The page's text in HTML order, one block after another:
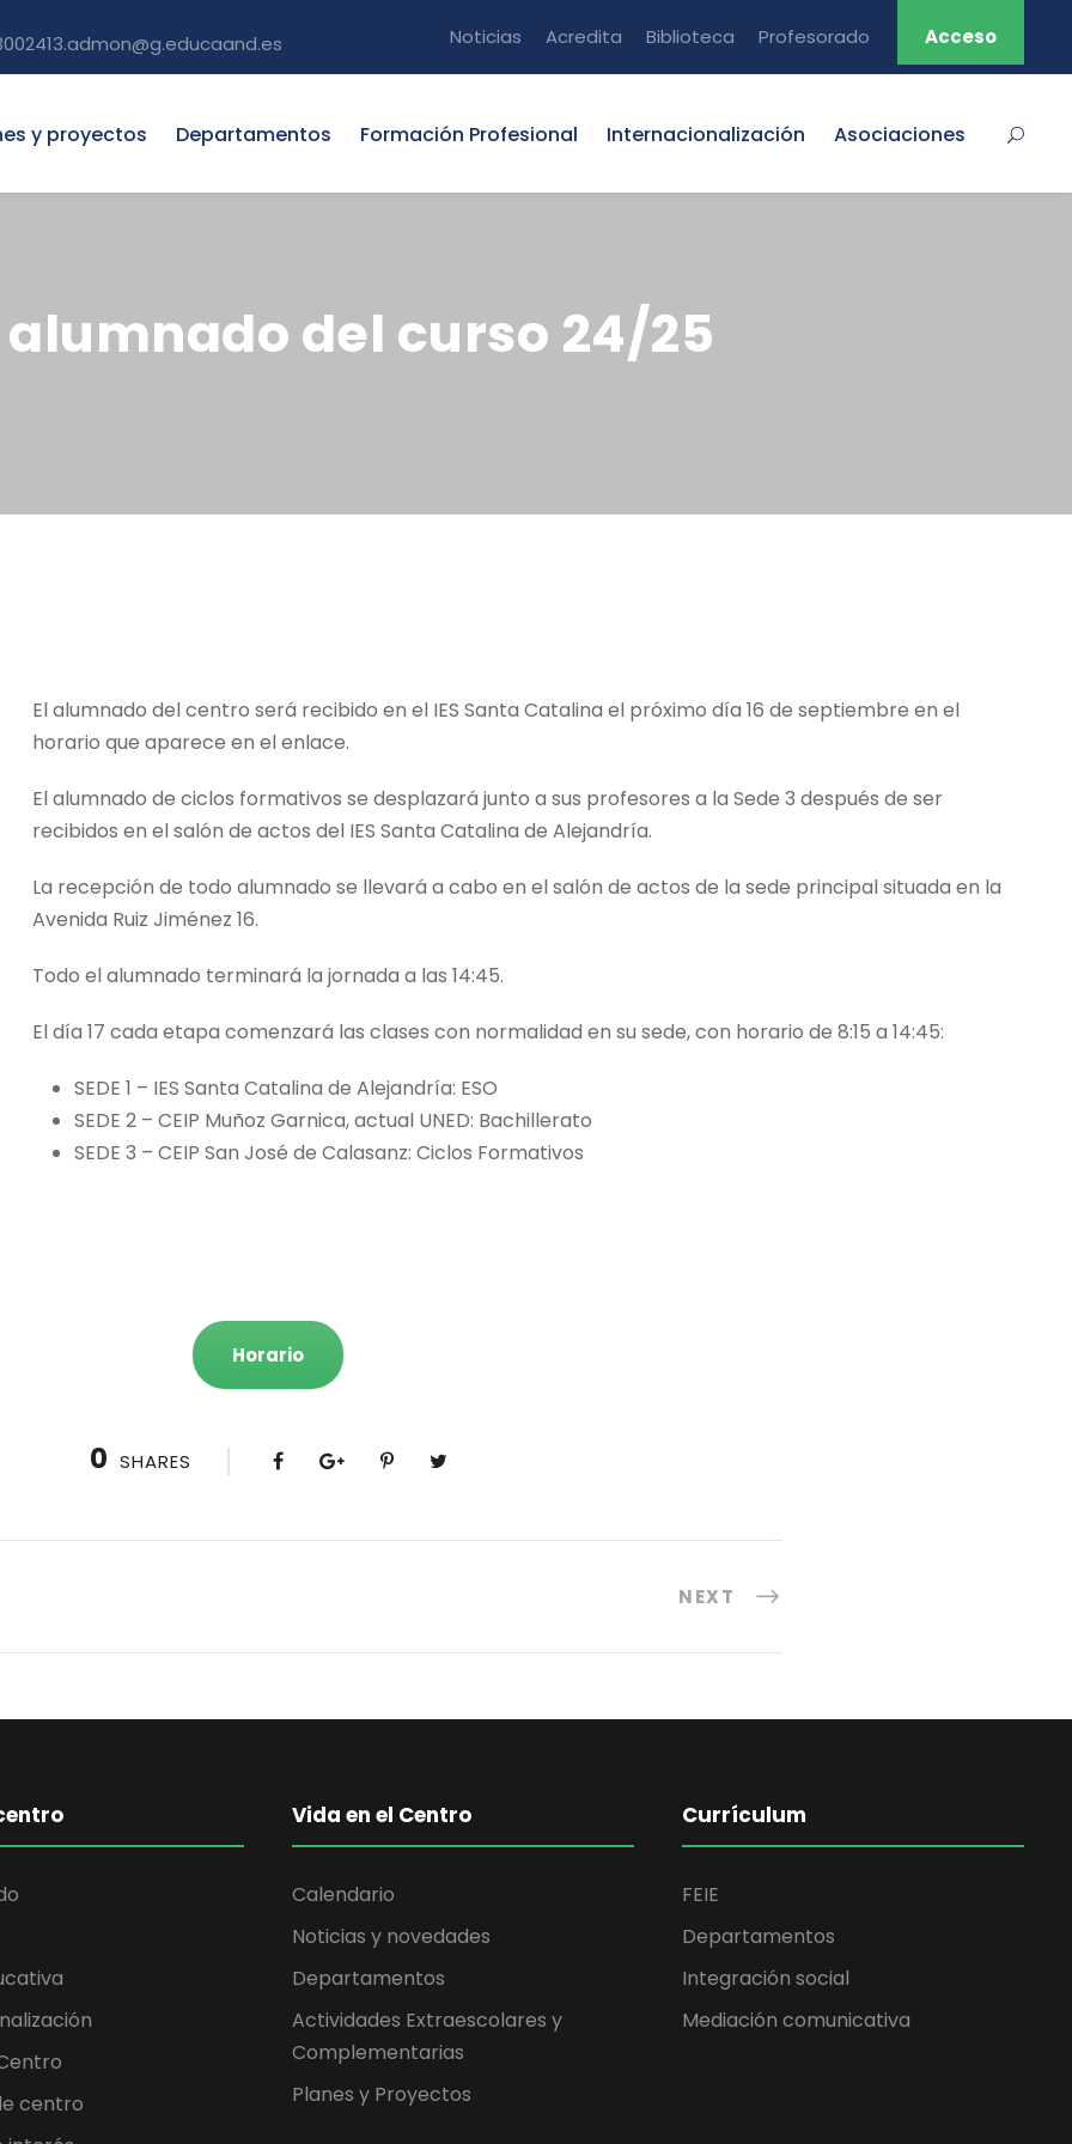
Noticias Acredita Biblioteca Profesorado Acceso
y proyectos Departamentos Formación Profesional Internacionalización Asociaciones
del curso 24/25
El alumnado del centro será recibido en el IES Santa Catalina el próximo día 16 de septiembre en el
horario que aparece en el enlace.
El alumnado de ciclos formativos se desplazará junto a sus profesores a la Sede 3 después de ser
recibidos en el salón de actos del IES Santa Catalina de Alejandría.
La recepción de todo alumnado se llevará a cabo en el salón de actos de la sede principal situada en la
Avenida Ruiz Jiménez 16.
Todo el alumnado terminará la jornada a las 14:45.
El día 17 cada etapa comenzará las clases con normalidad en su sede, con horario de 8:15 a 14:45:
SEDE 1 – IES Santa Catalina de Alejandría: ESO
SEDE 2 – CEIP Muñoz Garnica, actual UNED: Bachillerato
SEDE 3 – CEIP San José de Calasanz: Ciclos Formativos
Horario
0 SHARES
NEXT
centro
Vida en el Centro
Calendario
Noticias y novedades
Departamentos
Actividades Extraescolares y
Complementarias
Planes y Proyectos
Currículum
FEIE
Departamentos
Integración social
Mediación comunicativa